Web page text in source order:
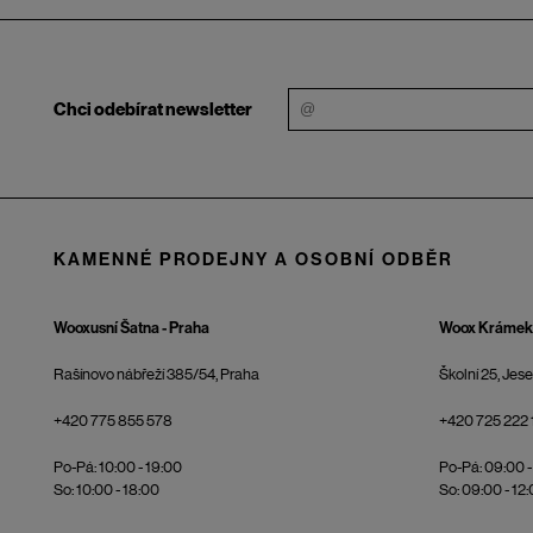
Chci odebírat newsletter
KAMENNÉ PRODEJNY A OSOBNÍ ODBĚR
Wooxusní Šatna - Praha
Rašínovo nábřeží 385/54, Praha
+420 775 855 578
Po-Pá: 10:00 - 19:00
So: 10:00 - 18:00
Woox
Školní 25,
+420 725 222
Po-Pá: 09:00
So: 09:00 -